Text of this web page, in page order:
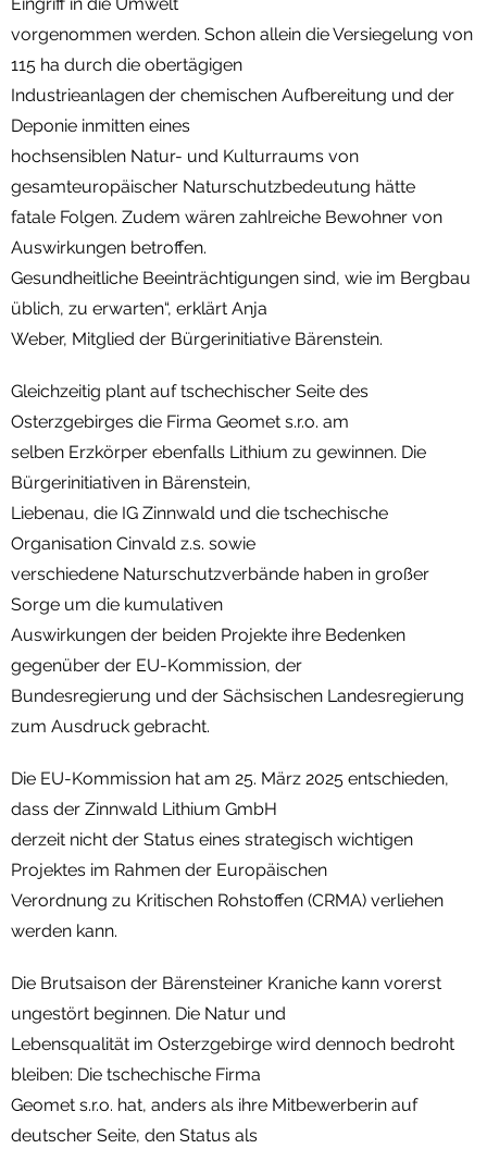
vorgenommen werden. Schon allein die Versiegelung von
115 ha durch die obertägigen
Industrieanlagen der chemischen Aufbereitung und der
Deponie inmitten eines
hochsensiblen Natur- und Kulturraums von
gesamteuropäischer Naturschutzbedeutung hätte
fatale Folgen. Zudem wären zahlreiche Bewohner von
Auswirkungen betroffen.
Gesundheitliche Beeinträchtigungen sind, wie im Bergbau
üblich, zu erwarten“, erklärt Anja
Weber, Mitglied der Bürgerinitiative Bärenstein.
Gleichzeitig plant auf tschechischer Seite des
Osterzgebirges die Firma Geomet s.r.o. am
selben Erzkörper ebenfalls Lithium zu gewinnen. Die
Bürgerinitiativen in Bärenstein,
Liebenau, die IG Zinnwald und die tschechische
Organisation Cinvald z.s. sowie
verschiedene Naturschutzverbände haben in großer
Sorge um die kumulativen
Auswirkungen der beiden Projekte ihre Bedenken
gegenüber der EU-Kommission, der
Bundesregierung und der Sächsischen Landesregierung
zum Ausdruck gebracht.
Die EU-Kommission hat am 25. März 2025 entschieden,
dass der Zinnwald Lithium GmbH
derzeit nicht der Status eines strategisch wichtigen
Projektes im Rahmen der Europäischen
Verordnung zu Kritischen Rohstoffen (CRMA) verliehen
werden kann.
Die Brutsaison der Bärensteiner Kraniche kann vorerst
ungestört beginnen. Die Natur und
Lebensqualität im Osterzgebirge wird dennoch bedroht
bleiben: Die tschechische Firma
Geomet s.r.o. hat, anders als ihre Mitbewerberin auf
deutscher Seite, den Status als